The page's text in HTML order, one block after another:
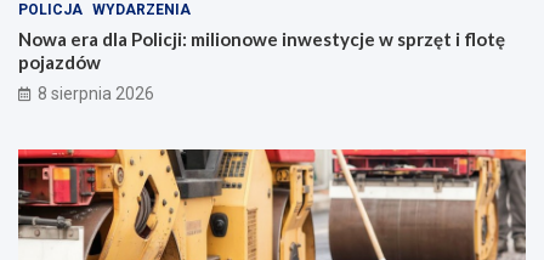
POLICJA WYDARZENIA
Nowa era dla Policji: milionowe inwestycje w sprzęt i flotę
pojazdów
8 sierpnia 2026